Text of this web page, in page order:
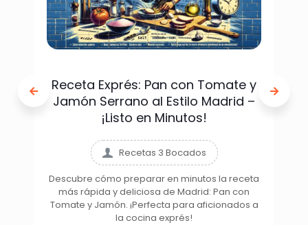
Receta Exprés: Pan con Tomate y
Jamón Serrano al Estilo Madrid –
¡Listo en Minutos!
Recetas 3 Bocados
Descubre cómo preparar en minutos la receta
más rápida y deliciosa de Madrid: Pan con
Tomate y Jamón. ¡Perfecta para aficionados a
la cocina exprés!